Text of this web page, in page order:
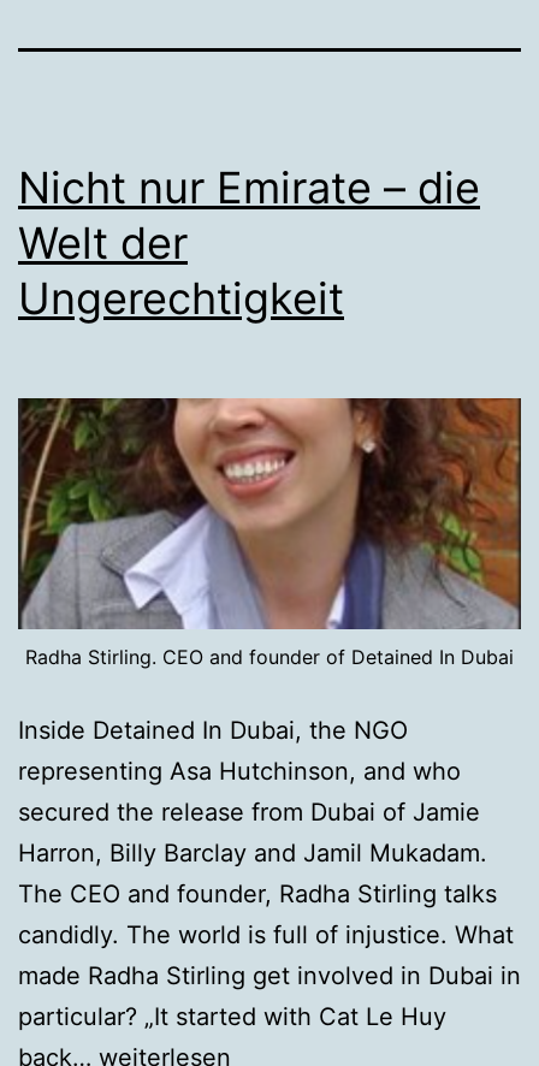
Nicht nur Emirate – die
Welt der
Ungerechtigkeit
Radha Stirling. CEO and founder of Detained In Dubai
Inside Detained In Dubai, the NGO
representing Asa Hutchinson, and who
secured the release from Dubai of Jamie
Harron, Billy Barclay and Jamil Mukadam.
The CEO and founder, Radha Stirling talks
candidly. The world is full of injustice. What
made Radha Stirling get involved in Dubai in
particular? „It started with Cat Le Huy
back… Nicht
weiterlesen